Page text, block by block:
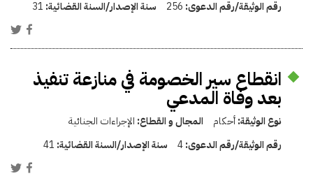
رقم الوثيقة/رقم الدعوى: 256 سنة الإصدار/السنة القضائية: 31
انقطاع سير الخصومة في منازعة تنفيذ
بعد وفاة المدعي
نوع الوثيقة:أحكام المجال و القطاع: الإجراءات الجنائية
رقم الوثيقة/رقم الدعوى:4 سنة الإصدار/السنة القضائية: 41